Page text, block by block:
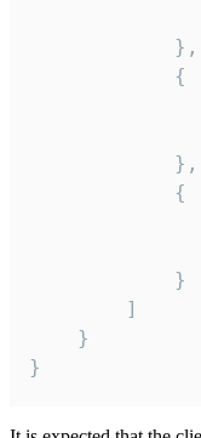
}